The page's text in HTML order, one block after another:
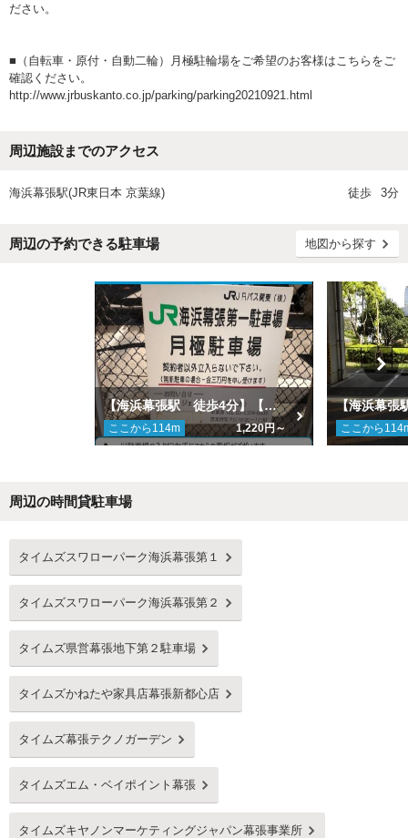
ださい。
■（自転車・原付・自動二輪）月極駐輪場をご希望のお客様はこちらをご
確認ください。
http://www.jrbuskanto.co.jp/parking/parking20210921.html
周辺施設までのアクセス
海浜幕張駅(JR東日本 京葉線) 徒歩 3分
周辺の予約できる駐車場 地図から探す
【海浜幕張駅 徒歩4分】【千葉マリンスタジアム 徒歩14分】【普通車】海浜幕張第１駐車場
ここから 114m 1,220円～ ここから 114
周辺の時間貸駐車場
タイムズスワローパーク海浜幕張第１
タイムズスワローパーク海浜幕張第２
タイムズ県営幕張地下第２駐車場
タイムズかねたや家具店幕張新都心店
タイムズ幕張テクノガーデン
タイムズエム・ベイポイント幕張
タイムズキヤノンマーケティングジャパン幕張事業所